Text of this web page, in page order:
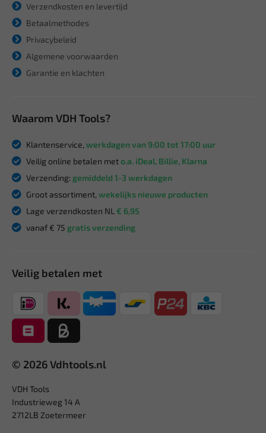
Verzendkosten en levertijd
Betaalmethodes
Privacybeleid
Algemene voorwaarden
Garantie en klachten
Waarom VDH Tools?
Klantenservice, werkdagen van 9:00 tot 17:00 uur
Veilig online betalen meto.a. iDeal, Billie, Klarna
Verzending: gemiddeld 1-3 werkdagen
Groot assortiment, wekelijks nieuwe producten
Lage verzendkosten NL € 6,95
vanaf € 75 gratis verzending
Veilig betalen met
© 2026 Vdhtools.nl
VDH Tools
Industrieweg 14 A
2712LB Zoetermeer